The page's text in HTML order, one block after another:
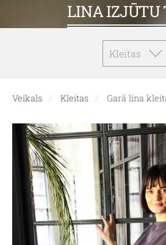
LINA IZJŪTU
Kleitas
Veikals Kleitas Garā lina